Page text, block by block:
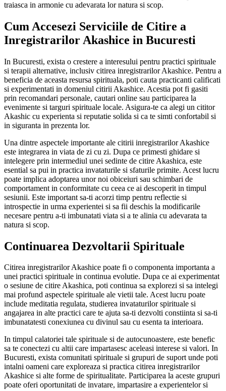
traiasca in armonie cu adevarata lor natura si scop.
Cum Accesezi Serviciile de Citire a
Inregistrarilor Akashice in Bucuresti
In Bucuresti, exista o crestere a interesului pentru practici spirituale
si terapii alternative, inclusiv citirea inregistrarilor Akashice. Pentru a
beneficia de aceasta resursa spirituala, poti cauta practicanti calificati
si experimentati in domeniul citirii Akashice. Acestia pot fi gasiti
prin recomandari personale, cautari online sau participarea la
evenimente si targuri spirituale locale. Asigura-te ca alegi un cititor
Akashic cu experienta si reputatie solida si ca te simti confortabil si
in siguranta in prezenta lor.
Una dintre aspectele importante ale citirii inregistrarilor Akashice
este integrarea in viata de zi cu zi. Dupa ce primesti ghidare si
intelegere prin intermediul unei sedinte de citire Akashica, este
esential sa pui in practica invataturile si sfaturile primite. Acest lucru
poate implica adoptarea unor noi obiceiuri sau schimbari de
comportament in conformitate cu ceea ce ai descoperit in timpul
sesiunii. Este important sa-ti acorzi timp pentru reflectie si
introspectie in urma experientei si sa fii deschis la modificarile
necesare pentru a-ti imbunatati viata si a te alinia cu adevarata ta
natura si scop.
Continuarea Dezvoltarii Spirituale
Citirea inregistrarilor Akashice poate fi o componenta importanta a
unei practici spirituale in continua evolutie. Dupa ce ai experimentat
o sesiune de citire Akashica, poti continua sa explorezi si sa intelegi
mai profund aspectele spirituale ale vietii tale. Acest lucru poate
include meditatia regulata, studierea invataturilor spirituale si
angajarea in alte practici care te ajuta sa-ti dezvolti constiinta si sa-ti
imbunatatesti conexiunea cu divinul sau cu esenta ta interioara.
In timpul calatoriei tale spirituale si de autocunoastere, este benefic
sa te conectezi cu altii care impartasesc aceleasi interese si valori. In
Bucuresti, exista comunitati spirituale si grupuri de suport unde poti
intalni oameni care exploreaza si practica citirea inregistrarilor
Akashice si alte forme de spiritualitate. Participarea la aceste grupuri
poate oferi oportunitati de invatare, impartasire a experientelor si